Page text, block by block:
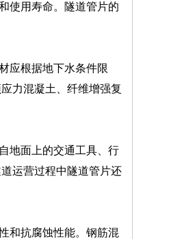
使用寿命。隧道管片的
应根据地下水条件限
力混凝土、纤维增强复
地面上的交通工具、行
运营过程中隧道管片还
和抗腐蚀性能。钢筋混